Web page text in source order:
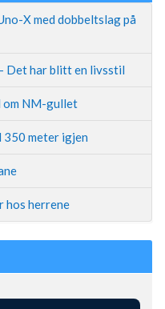
X med dobbeltslag på
Det har blitt en livsstil
om NM-gullet
350 meter igjen
hos herrene